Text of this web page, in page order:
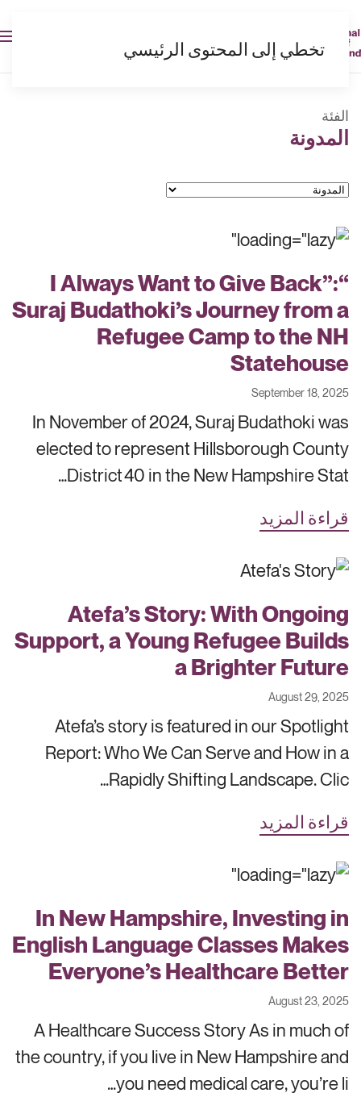
تخطي إلى المحتوى الرئيسي
الفئة
المدونة
الفئات
“I Always Want to Give Back”:
Suraj Budathoki’s Journey from a
Refugee Camp to the NH
Statehouse
September 18, 2025
In November of 2024, Suraj Budathoki was
elected to represent Hillsborough County
District 40 in the New Hampshire Stat…
قراءة المزيد
Atefa’s Story: With Ongoing
Support, a Young Refugee Builds
a Brighter Future
August 29, 2025
Atefa’s story is featured in our Spotlight
Report: Who We Can Serve and How in a
Rapidly Shifting Landscape. Clic…
قراءة المزيد
In New Hampshire, Investing in
English Language Classes Makes
Everyone’s Healthcare Better
August 23, 2025
A Healthcare Success Story As in much of
the country, if you live in New Hampshire and
you need medical care, you’re li…